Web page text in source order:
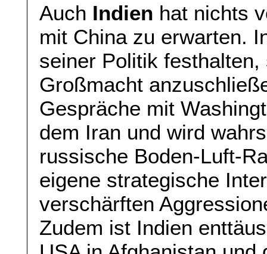
Auch Indien hat nichts
mit China zu erwarten.
seiner Politik
Großmacht
Gespräche mit
dem Iran und wird
russische Boden-Luft-
eigene strategische
verschärften
Zudem ist Indien